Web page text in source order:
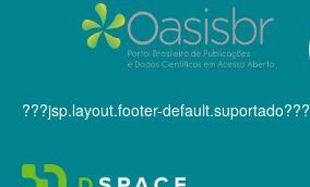
???jsp.layout.footer-default.suportado???